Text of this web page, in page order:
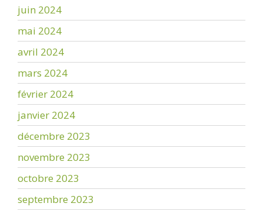
juin 2024
mai 2024
avril 2024
mars 2024
février 2024
janvier 2024
décembre 2023
novembre 2023
octobre 2023
septembre 2023